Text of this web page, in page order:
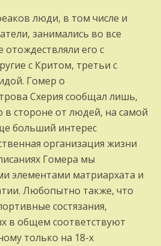
люди, в том числе и
занимались во все
его с
с Критом, третьи с
Гомер о
Схерия сообщал лишь,
в стороне от людей, на самой
больший интерес
организация жизни
Гомера мы
элементами матриархата и
Любопытно также, что
состязания,
в общем соответствуют
только на 18-х